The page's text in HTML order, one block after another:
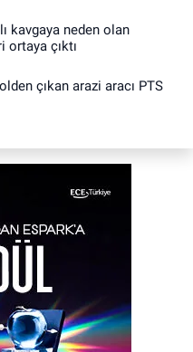
kavgaya neden olan
ortaya çıktı
çıkan arazi aracı PTS